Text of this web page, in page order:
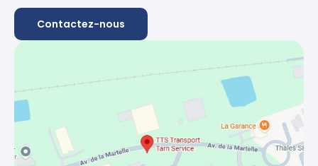
Contactez-nous